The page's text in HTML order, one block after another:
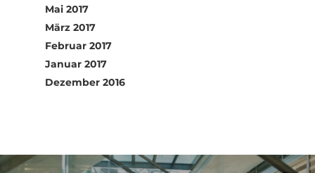
Mai 2017
März 2017
Februar 2017
Januar 2017
Dezember 2016